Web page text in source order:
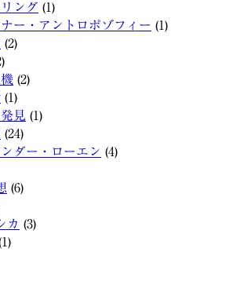
ング (1)
ー・アントロポゾフィー (1)
(2)
(2)
(1)
見 (1)
(24)
ダー・ローエン (4)
(6)
カ (3)